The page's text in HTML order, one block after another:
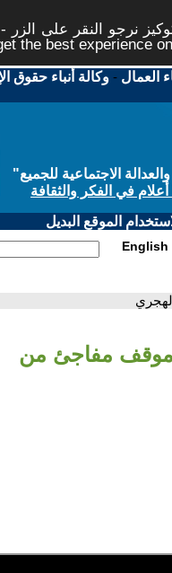
نرجو النقر على
the best experience
العمال -وكالة أنباء حقوق
الاجتماعية للجميع"
في الفكر والثقافة
الموقع البديل
English
موقف مفاجئ من